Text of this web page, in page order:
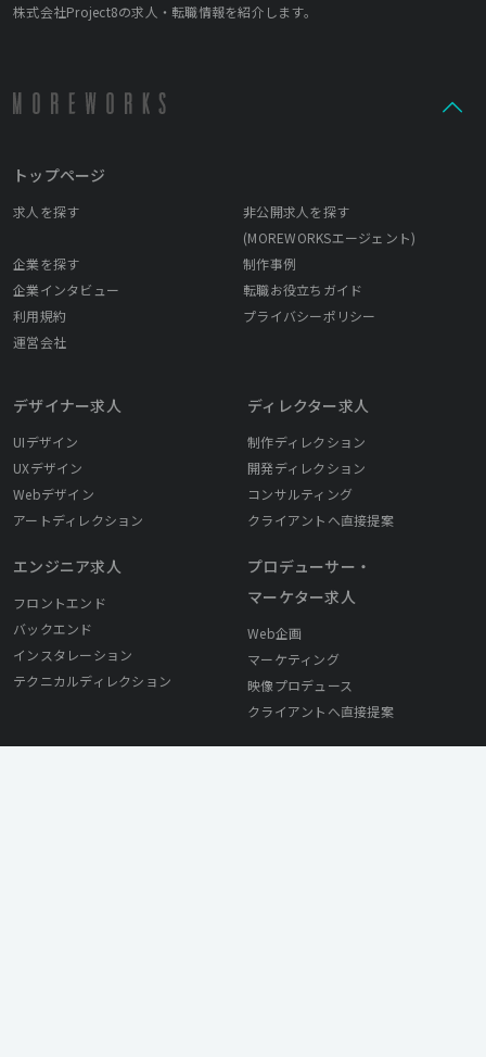
株式会社Project8の求人・転職情報を紹介します。
トップページ
求人を探す
非公開求人を探す
(MOREWORKSエージェント)
企業を探す
制作事例
企業インタビュー
転職お役立ちガイド
利用規約
プライバシーポリシー
運営会社
デザイナー求人
UIデザイン
UXデザイン
Webデザイン
アートディレクション
エンジニア求人
フロントエンド
バックエンド
インスタレーション
テクニカルディレクション
ディレクター求人
制作ディレクション
開発ディレクション
コンサルティング
クライアントへ直接提案
プロデューサー・
マーケター求人
Web企画
マーケティング
映像プロデュース
クライアントへ直接提案